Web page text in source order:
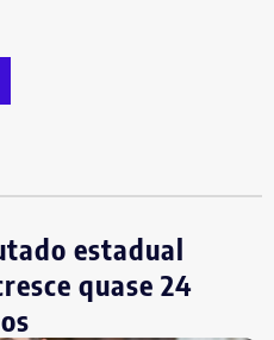
estadual
quase 24